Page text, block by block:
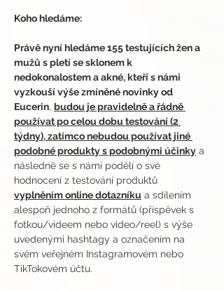
Koho hledáme:
Právě nyní hledáme 155 testujících žen a
mužů s pletí se sklonem k
nedokonalostem a akné, kteří s námi
vyzkouší výše zmíněné novinky od
Eucerin, budou je pravidelně a řádně
používat po celou dobu testování (2
týdny), zatímco nebudou používat jiné
podobné produkty s podobnými účinky a
následně se s námi podělí o své
hodnocení z testování produktů
vyplněním online dotazníku a sdílením
alespoň jednoho z formátů (příspěvek s
fotkou/videem nebo video/reel) s výše
uvedenými hashtagy a označením na
svém veřejném Instagramovém nebo
TikTokovém účtu.